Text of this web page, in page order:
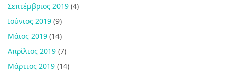
Σεπτέμβριος 2019 (4)
Ιούνιος 2019 (9)
Μάιος 2019 (14)
Απρίλιος 2019 (7)
Μάρτιος 2019 (14)